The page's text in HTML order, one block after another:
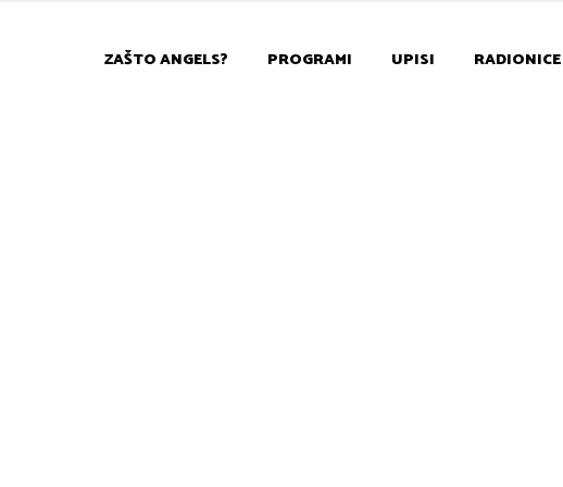
ZAŠTO ANGELS? PROGRAMI UPISI RADIONICE